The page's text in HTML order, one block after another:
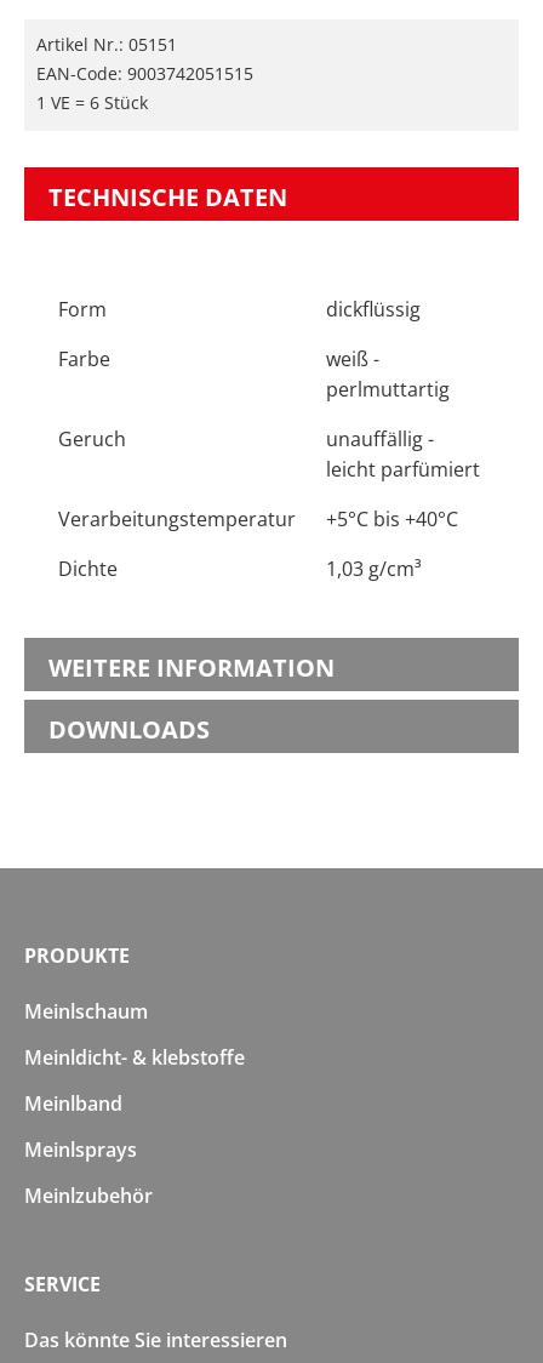
Artikel Nr.: 05151
EAN-Code: 9003742051515
1 VE = 6 Stück
TECHNISCHE DATEN
Form
dickflüssig
Farbe
weiß -
perlmuttartig
Geruch
unauffällig -
leicht parfümiert
Verarbeitungstemperatur
+5°C bis +40°C
Dichte
1,03 g/cm³
WEITERE INFORMATION
DOWNLOADS
PRODUKTE
Meinlschaum
Meinldicht- & klebstoffe
Meinlband
Meinlsprays
Meinlzubehör
SERVICE
Das könnte Sie interessieren